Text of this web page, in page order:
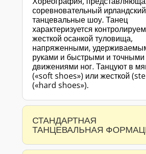
соревновательный
танцевальные шоу. Танец
характеризуется
жесткой осанкой туловища,
напряженными,
руками и быстрыми и точными
движениями ног. Танцуют в
(«soft shoes») или жесткой
(«hard shoes»).
СТАНДАРТНАЯ
ТАНЦЕВАЛЬНАЯ